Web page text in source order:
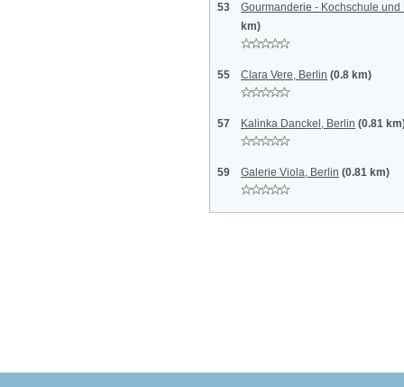
53
Gourmanderie - Kochschule
km)
55 Clara Vere, Berlin (0.8 km)
57 Kalinka Danckel, Berlin (0.81
59 Galerie Viola, Berlin (0.81 km)